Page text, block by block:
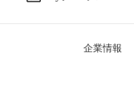
企業情報